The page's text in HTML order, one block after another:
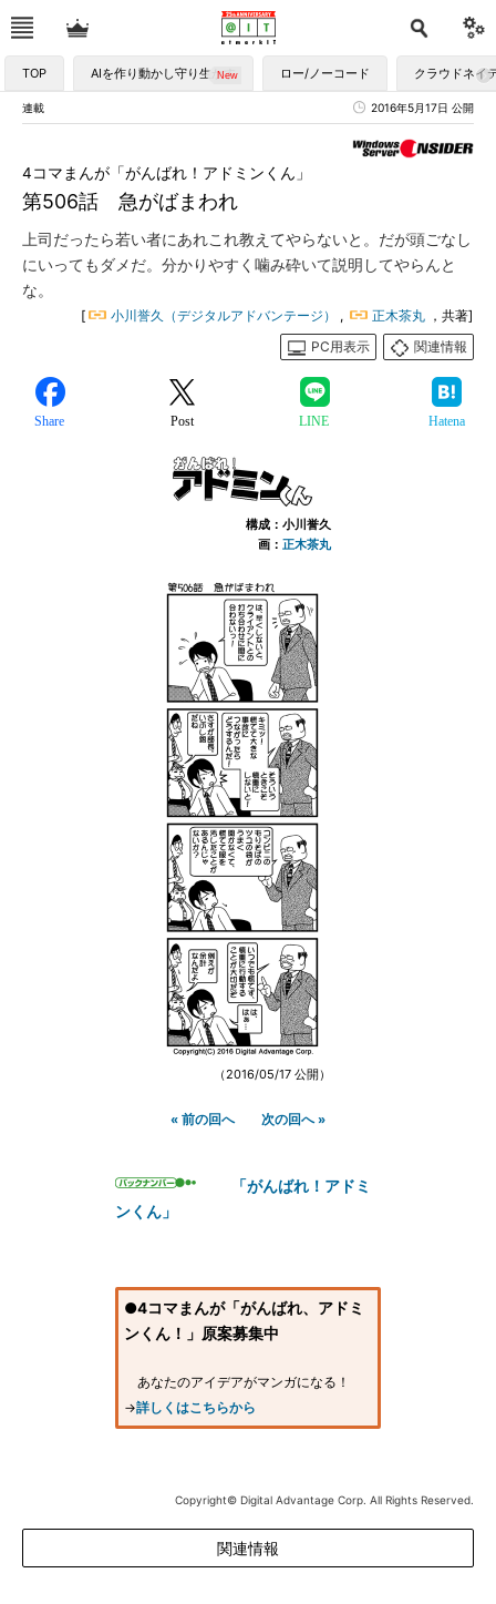
TOP AIを作り動かし守り生かす ロー/ノーコード クラウドネイ
連載 2016年5月17日 公開
第506話 急がばまわれ
4コマまんが「がんばれ！アドミンくん」
上司だったら若い者にあれこれ教えてやらないと。だが頭ごなし
にいってもダメだ。分かりやすく噛み砕いて説明してやらんと
な。
[ 小川誉久（デジタルアドバンテージ） , 正木茶丸 ，共著]
PC用表示
関連情報
Share Post LINE Hatena
構成：小川誉久
画： 正木茶丸
（2016/05/17 公開）
« 前の回へ 次の回へ »
「がんばれ！アドミ
ンくん」
●4コマまんが「がんばれ、アドミ
ンくん！」原案募集中
あなたのアイデアがマンガになる！
→詳しくはこちらから
Copyright© Digital Advantage Corp. All Rights Reserved.
関連情報